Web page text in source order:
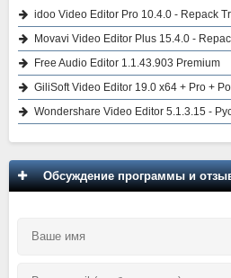
idoo Video Editor Pro 10.4.0 - Repack
Movavi Video Editor Plus 15.4.0 -
Free Audio Editor 1.1.43.903 Premium
GiliSoft Video Editor 19.0 x64 + Pro +
Wondershare Video Editor 5.1.3.15 -
Обсуждение программы и